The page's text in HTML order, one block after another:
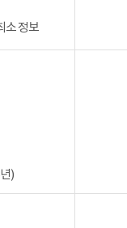
소 정보
)